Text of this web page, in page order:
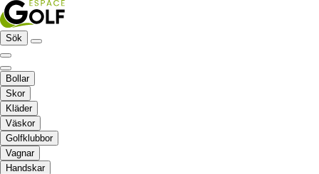
Sök
Bollar
Skor
Kläder
Väskor
Golfklubbor
Vagnar
Handskar